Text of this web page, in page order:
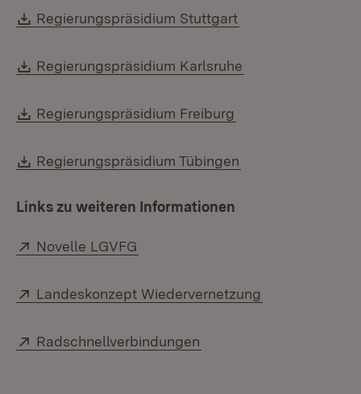
Download:
Regierungspräsidium Stuttgart
Download:
Regierungspräsidium Karlsruhe
Download:
Regierungspräsidium Freiburg
Download:
Regierungspräsidium Tübingen
Links zu weiteren Informationen
Extern:
Novelle LGVFG
Extern:
Landeskonzept Wiedervernetzung
Extern:
Radschnellverbindungen